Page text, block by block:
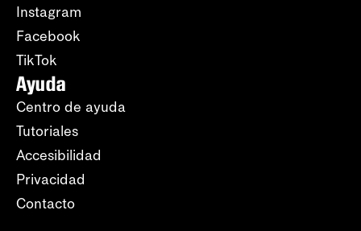
Instagram
Facebook
TikTok
Ayuda
Centro de ayuda
Tutoriales
Accesibilidad
Privacidad
Contacto